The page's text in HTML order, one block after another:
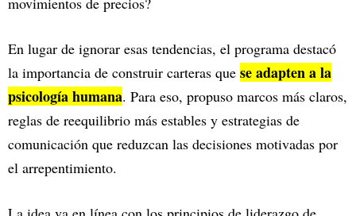
En lugar de ignorar esas tendencias, el programa destacó
la importancia de construir carteras que se adapten a la
psicología humana. Para eso, propuso marcos más claros,
reglas de reequilibrio más estables y estrategias de
comunicación que reduzcan las decisiones motivadas por
el arrepentimiento.